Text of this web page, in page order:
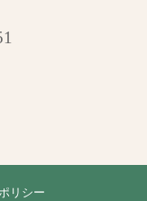
リシー